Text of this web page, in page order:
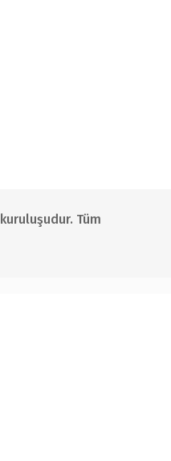
kuruluşudur. Tüm